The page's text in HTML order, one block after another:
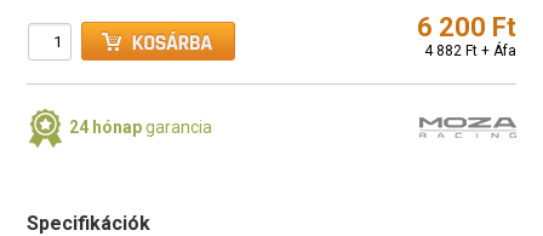
6 200 Ft
4 882 Ft + Áfa
24 hónapgarancia
Specifikációk